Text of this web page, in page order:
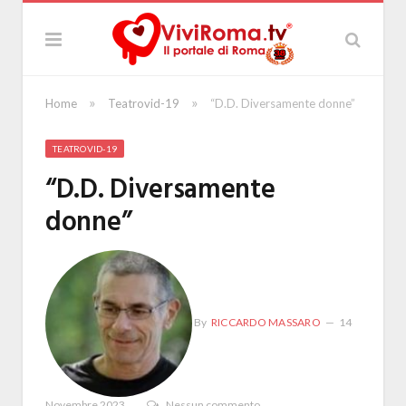
Home » Teatrovid-19 » “D.D. Diversamente donne”
TEATROVID-19
“D.D. Diversamente
donne”
By RICCARDO MASSARO 14